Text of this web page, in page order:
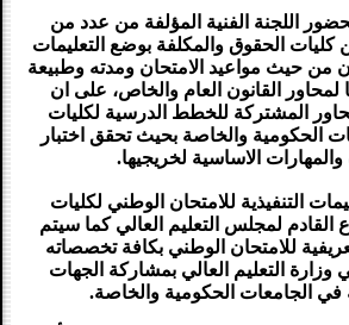
اللجنة الفنية المؤلفة من عدد من
كليات الحقوق والمكلفة بوضع التعليمات
من حيث مواعيد الامتحان ومدته وطبيعة
لمحاور القانون العام والخاص، على ان
المشتركة للخطط الدرسية لكليات
الحكومية والخاصة بحيث تحقق اختبار
والمهارات الاساسية لخريجيها.
التنفيذية للامتحان الوطني لكليات
القادم لمجلس التعليم العالي كما سيتم
للامتحان الوطني بكافة تخصصاته
9/8/2015 في وزارة التعليم العالي بمشاركة الجهات
في الجامعات الحكومية والخاصة.